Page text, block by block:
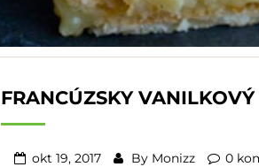
FRANCÚZSKY VANILKOVÝ
okt 19, 2017 By Monizz 0